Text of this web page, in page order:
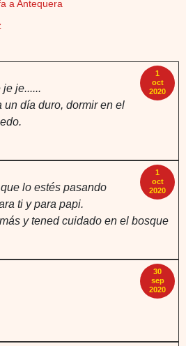
a Antequera
1
oct
2020
je......
un día duro, dormir en el
1
oct
2020
lo estés pasando
ti y para papi.
y tened cuidado en el bosque
30
sep
2020